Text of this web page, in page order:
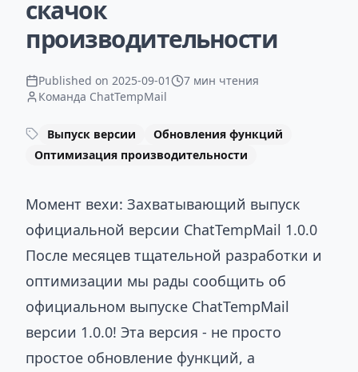
скачок
производительности
Published on 2025-09-01
7 мин чтения
Команда ChatTempMail
Выпуск версии
Обновления функций
Оптимизация производительности
Момент вехи: Захватывающий выпуск
официальной версии ChatTempMail 1.0.0
После месяцев тщательной разработки и
оптимизации мы рады сообщить об
официальном выпуске ChatTempMail
версии 1.0.0! Эта версия - не просто
простое обновление функций, а